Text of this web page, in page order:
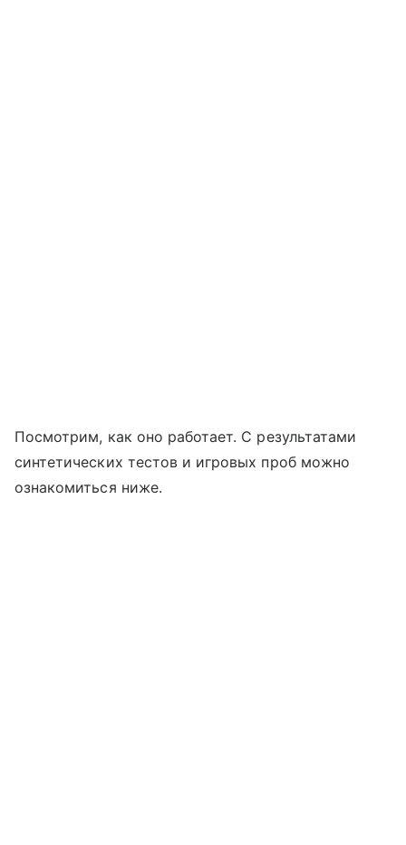
Посмотрим, как оно работает. С результатами
синтетических тестов и игровых проб можно
ознакомиться ниже.